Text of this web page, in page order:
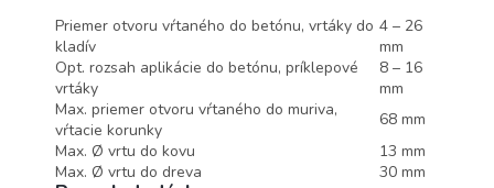
Priemer otvoru vŕtaného do betónu, vrtáky do
kladív
4 – 26
mm
Opt. rozsah aplikácie do betónu, príklepové
vrtáky
8 – 16
mm
Max. priemer otvoru vŕtaného do muriva,
vŕtacie korunky
68 mm
Max. Ø vrtu do kovu
13 mm
Max. Ø vrtu do dreva
30 mm